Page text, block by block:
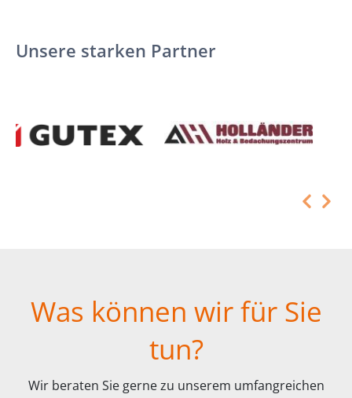
Unsere starken Partner
Was können wir für Sie
tun?
Wir beraten Sie gerne zu unserem umfangreichen